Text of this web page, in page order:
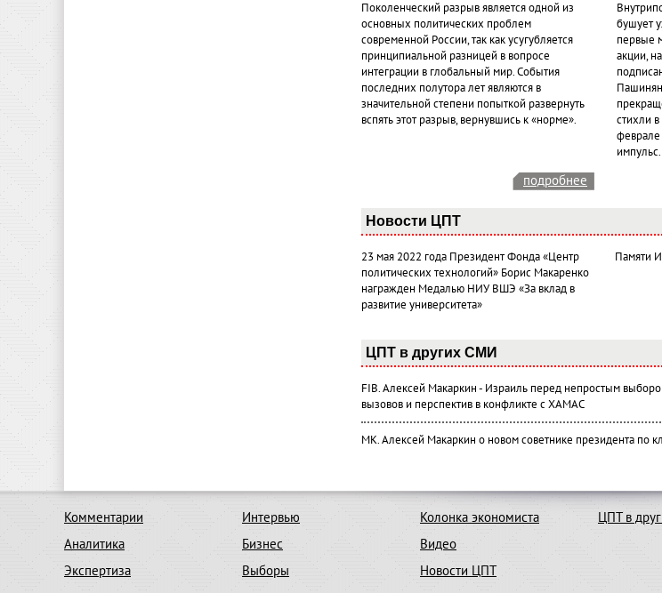
Поколенческий разрыв является одной из
основных политических проблем
современной России, так как усугубляется
принципиальной разницей в вопросе
интеграции в глобальный мир. События
последних полутора лет являются в
значительной степени попыткой развернуть
вспять этот разрыв, вернувшись к «норме».
бушует
первые
акции,
стихли
импульс.
подробнее
Новости ЦПТ
23 мая 2022 года Президент Фонда «Центр
политических технологий» Борис Макаренко
награжден Медалью НИУ ВШЭ «За вклад в
развитие университета»
Памяти
ЦПТ в других СМИ
FIB. Алексей Макаркин - Израиль перед непростым
вызовов и перспектив в конфликте с ХАМАС
МК. Алексей Макаркин о новом советнике президента по
Комментарии
Аналитика
Экспертиза
Интервью
Бизнес
Выборы
Колонка экономиста
Видео
Новости ЦПТ
ЦПТ в